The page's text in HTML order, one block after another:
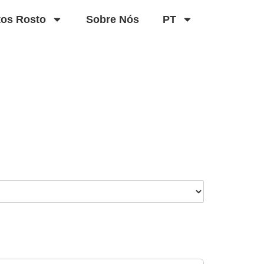
Rosto Sobre Nós PT